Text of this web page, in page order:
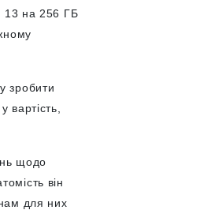
13 на 256 ГБ
зробити
щодо
він
для них